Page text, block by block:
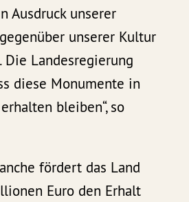
Ausdruck unserer
unserer Kultur
Die Landesregierung
diese Monumente in
bleiben“, so
fördert das Land
Euro den Erhalt